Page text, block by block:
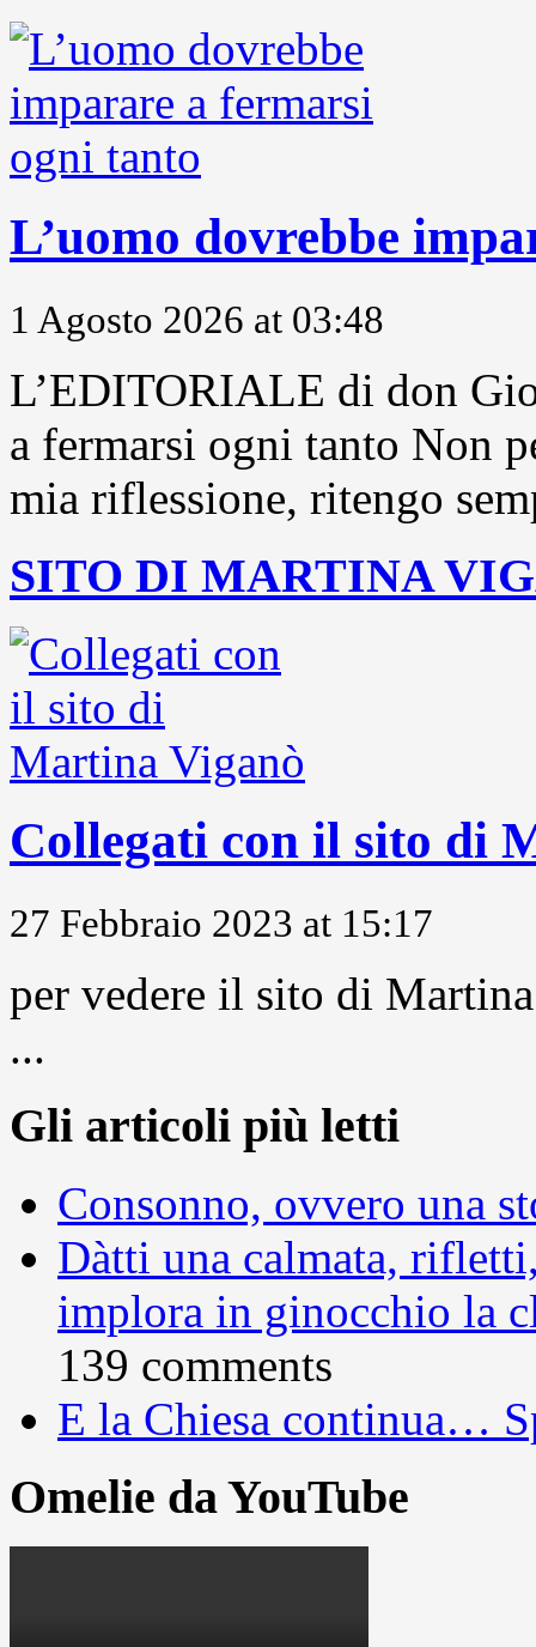
L’uomo dovrebbe
1 Agosto 2026 at 03:48
L’EDITORIALE di don
a fermarsi ogni tanto Non
mia riflessione, ritengo
SITO DI MARTINA
Collegati con il sito di
27 Febbraio 2023 at 15:17
per vedere il sito di
...
Gli articoli più letti
Consonno, ovvero una
Dàtti una calmata,
implora in ginocchio la
139 comments
E la Chiesa continua…
Omelie da YouTube